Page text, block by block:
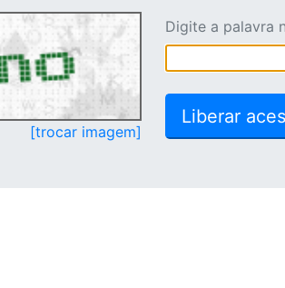
[trocar imagem]
Digite a palavra